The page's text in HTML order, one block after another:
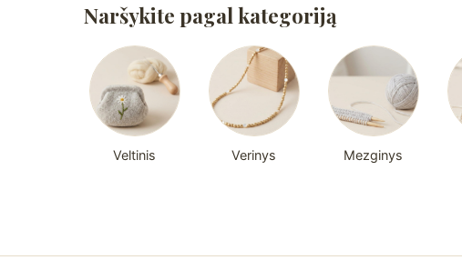
Naršykite pagal kategoriją
Veltinis Verinys Mezginys